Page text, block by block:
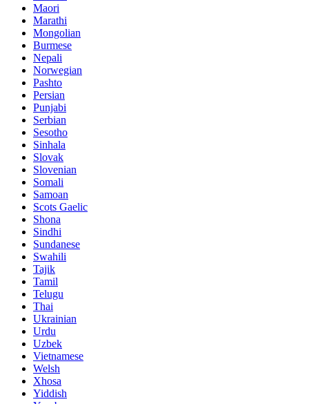
Maori
Marathi
Mongolian
Burmese
Nepali
Norwegian
Pashto
Persian
Punjabi
Serbian
Sesotho
Sinhala
Slovak
Slovenian
Somali
Samoan
Scots Gaelic
Shona
Sindhi
Sundanese
Swahili
Tajik
Tamil
Telugu
Thai
Ukrainian
Urdu
Uzbek
Vietnamese
Welsh
Xhosa
Yiddish